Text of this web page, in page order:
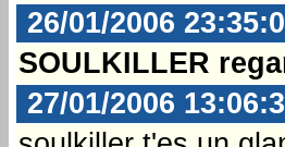
26/01/2006
SOULKILLER
27/01/2006